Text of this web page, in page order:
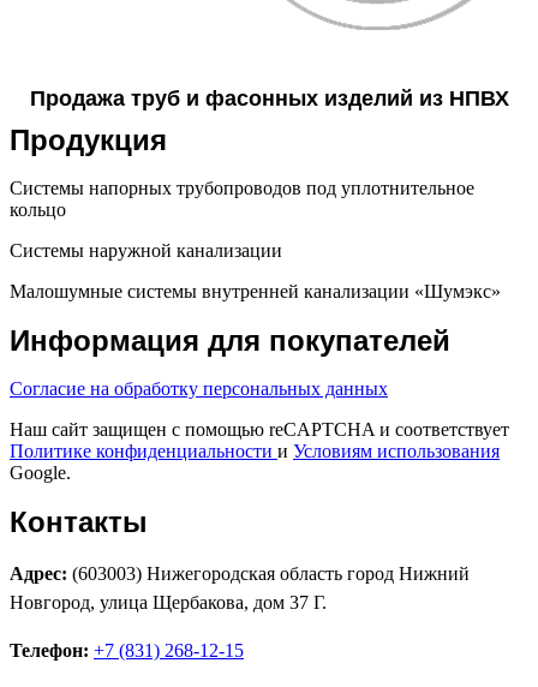
Продажа труб и фасонных изделий из НПВХ
Продукция
Системы напорных трубопроводов под уплотнительное
кольцо
Системы наружной канализации
Малошумные системы внутренней канализации «Шумэкс»
Информация для покупателей
Согласие на обработку персональных данных
Наш сайт защищен с помощью reCAPTCHA и соответствует
Политике конфиденциальности и Условиям использования
Google.
Контакты
Адрес: (603003) Нижегородская область город Нижний
Новгород, улица Щербакова, дом 37 Г.
Телефон: +7 (831) 268-12-15